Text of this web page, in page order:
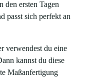
den ersten Tagen
passt sich perfekt an
verwendest du eine
kannst du diese
Maßanfertigung